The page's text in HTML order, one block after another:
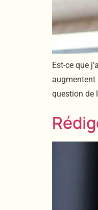
Est-ce que
augmentent
question de